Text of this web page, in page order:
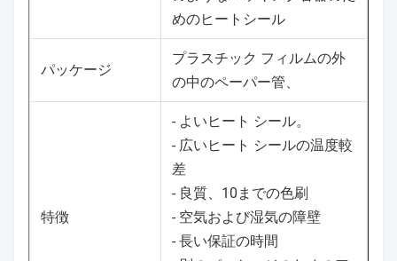
めのヒートシール
パッケージ
プラスチック フィルムの外
の中のペーパー管、
特徴
- よいヒート シール。
- 広いヒート シールの温度較
差
- 良質、10までの色刷
- 空気および湿気の障壁
- 長い保証の時間